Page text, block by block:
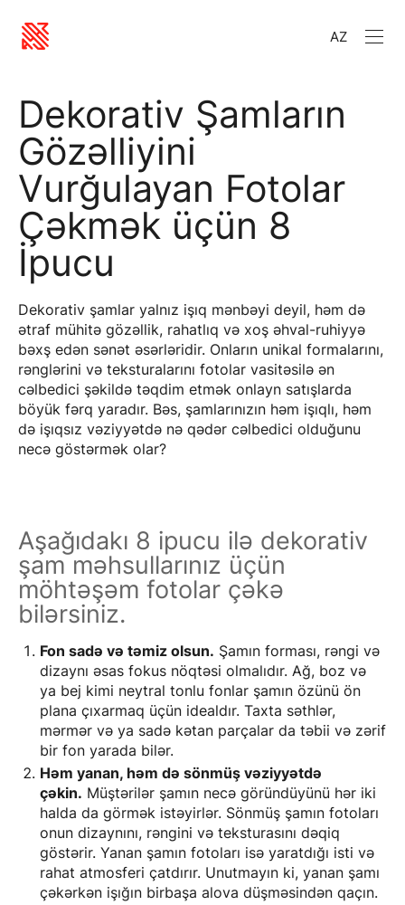
AZ
Dekorativ Şamların
Gözəlliyini
Vurğulayan Fotolar
Çəkmək üçün 8
İpucu
Dekorativ şamlar yalnız işıq mənbəyi deyil, həm də
ətraf mühitə gözəllik, rahatlıq və xoş əhval-ruhiyyə
bəxş edən sənət əsərləridir. Onların unikal formalarını,
rənglərini və teksturalarını fotolar vasitəsilə ən
cəlbedici şəkildə təqdim etmək onlayn satışlarda
böyük fərq yaradır. Bəs, şamlarınızın həm işıqlı, həm
də işıqsız vəziyyətdə nə qədər cəlbedici olduğunu
necə göstərmək olar?
Aşağıdakı 8 ipucu ilə dekorativ
şam məhsullarınız üçün
möhtəşəm fotolar çəkə
bilərsiniz.
Fon sadə və təmiz olsun. Şamın forması, rəngi və
dizaynı əsas fokus nöqtəsi olmalıdır. Ağ, boz və
ya bej kimi neytral tonlu fonlar şamın özünü ön
plana çıxarmaq üçün idealdır. Taxta səthlər,
mərmər və ya sadə kətan parçalar da təbii və zərif
bir fon yarada bilər.
Həm yanan, həm də sönmüş vəziyyətdə
çəkin. Müştərilər şamın necə göründüyünü hər iki
halda da görmək istəyirlər. Sönmüş şamın fotoları
onun dizaynını, rəngini və teksturasını dəqiq
göstərir. Yanan şamın fotoları isə yaratdığı isti və
rahat atmosferi çatdırır. Unutmayın ki, yanan şamı
çəkərkən işığın birbaşa alova düşməsindən qaçın.